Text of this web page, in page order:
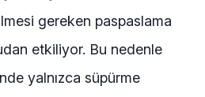
gereken paspaslama
etkiliyor. Bu nedenle
yalnızca süpürme